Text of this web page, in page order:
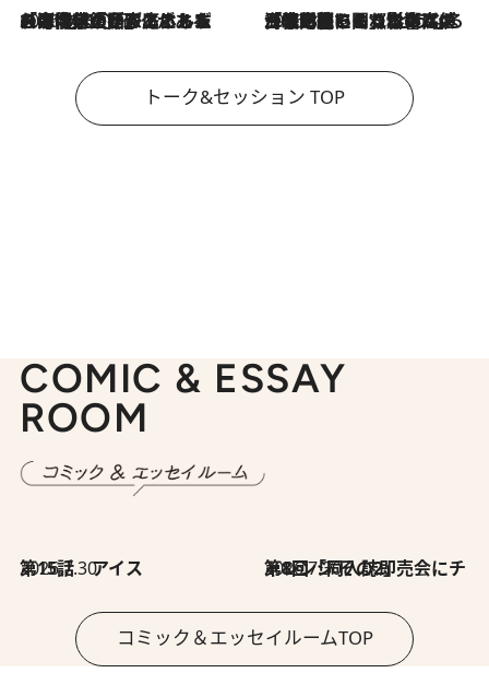
2026.8.3
「今後値上げがあるとすれば…」「リスクがあるのは今年の冬」エネルギー専門家が語る、ホルムズ海峡封鎖が家庭にもたらす“ある心配” 2026.8.3
「住宅建てられない…」「サーチャージ料の高値が続いている」ホルムズ海峡封鎖による影響はいつまで続く？《エネルギー専門家に聞く“どうなる日本の暮らし”》
トーク&セッション TOP
COMIC & ESSAY
ROOM
2026.7.30
第15話 アイス 2026.7.30
第8回「同人誌即売会にチャレンジ その2」
コミック＆エッセイルームTOP